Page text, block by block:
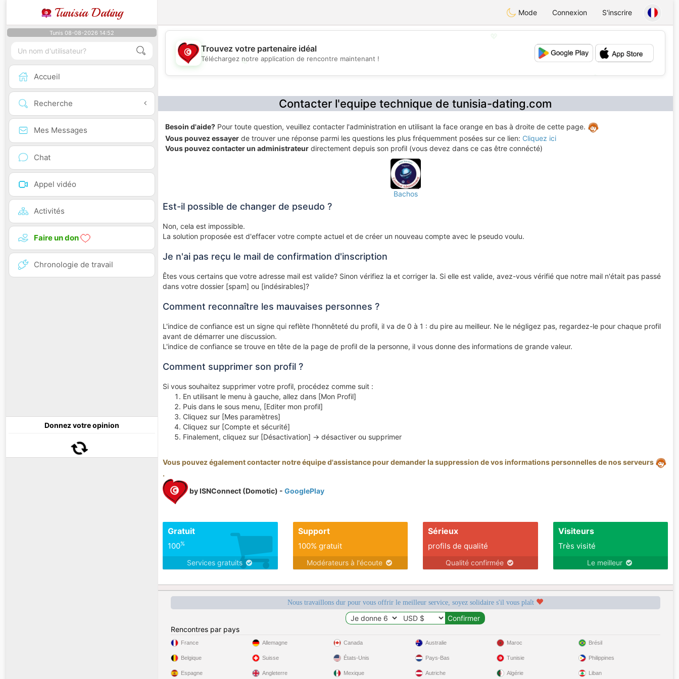
Tunisia Dating Mode Connexion S'inscrire
Tunis 08-08-2026 14:52
Accueil
Recherche
Mes Messages
Chat
Appel vidéo
Activités
Faire un don
Chronologie de travail
Donnez votre opinion
💖
💕
Trouvez votre partenaire idéal
Téléchargez notre application de rencontre maintenant !
Contacter l'equipe technique de tunisia-dating.com
Besoin d'aide? Pour toute question, veuillez contacter l'administration en utilisant la face orange en bas à droite de cette page.
Vous pouvez essayer de trouver une réponse parmi les questions les plus fréquemment posées sur ce lien: Cliquez ici
Vous pouvez contacter un administrateur directement depuis son profil (vous devez dans ce cas être connécté)
Bachos
Est-il possible de changer de pseudo ?
Non, cela est impossible.
La solution proposée est d'effacer votre compte actuel et de créer un nouveau compte avec le pseudo voulu.
Je n'ai pas reçu le mail de confirmation d'inscription
Êtes vous certains que votre adresse mail est valide? Sinon vérifiez la et corriger la. Si elle est valide, avez-vous vérifié que notre mail n'était pas passé
dans votre dossier [spam] ou [indésirables]?
Comment reconnaître les mauvaises personnes ?
L'indice de confiance est un signe qui reflète l'honnêteté du profil, il va de 0 à 1 : du pire au meilleur. Ne le négligez pas, regardez-le pour chaque profil
avant de démarrer une discussion.
L'indice de confiance se trouve en tête de la page de profil de la personne, il vous donne des informations de grande valeur.
Comment supprimer son profil ?
Si vous souhaitez supprimer votre profil, procédez comme suit :
En utilisant le menu à gauche, allez dans [Mon Profil]
Puis dans le sous menu, [Editer mon profil]
Cliquez sur [Mes paramètres]
Cliquez sur [Compte et sécurité]
Finalement, cliquez sur [Désactivation] -> désactiver ou supprimer
Vous pouvez également contacter notre équipe d'assistance pour demander la suppression de vos informations personnelles de nos serveurs
.
by ISNConnect (Domotic) - GooglePlay
Gratuit
100%
Services gratuits
Support
100% gratuit
Modérateurs à l'écoute
Sérieux
profils de qualité
Qualité confirmée
Visiteurs
Très visité
Le meilleur
Nous travaillons dur pour vous offrir le meilleur service, soyez solidaire s'il vous plaît
Rencontres par pays
France
Belgique
Espagne
Allemagne
Suisse
Angleterre
Canada
États-Unis
Mexique
Australie
Pays-Bas
Autriche
Maroc
Tunisie
Algérie
Brésil
Philippines
Liban